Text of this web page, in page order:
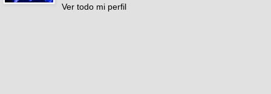
Ver todo mi perfil